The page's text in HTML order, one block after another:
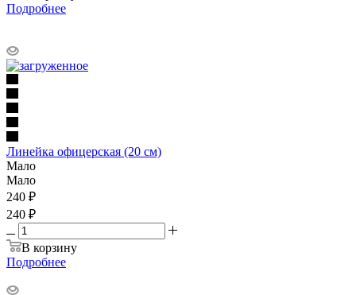
Подробнее
Линейка офицерская (20 см)
Мало
Мало
240 ₽
240 ₽
В корзину
Подробнее